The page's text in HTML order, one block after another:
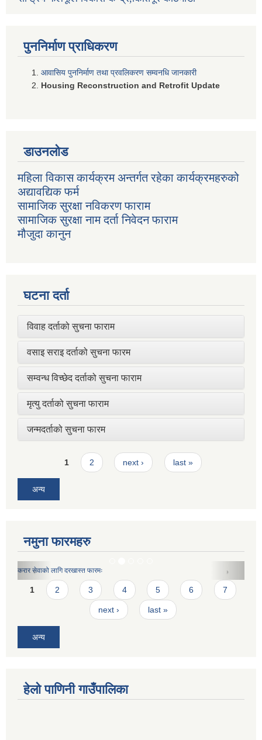
पुननिर्माण प्राधिकरण
आवासिय पुननिर्माण तथा प्रवलिकरण सम्वनधि जानकारी
Housing Reconstruction and Retrofit Update
डाउनलोड
महिला विकास कार्यक्रम अन्तर्गत रहेका कार्यक्रमहरुको
अद्यावद्यिक फर्म
सामाजिक सुरक्षा नविकरण फाराम
सामाजिक सुरक्षा नाम दर्ता निवेदन फाराम
मौजुदा कानुन
घटना दर्ता
विवाह दर्ताको सुचना फाराम
वसाइ सराइ दर्ताको सुचना फारम
सम्वन्ध विच्छेद दर्ताको सुचना फाराम
मृत्यु दर्ताको सुचना फाराम
जन्मदर्ताको सुचना फारम
Pages1 2 next › last »
अन्य
नमुना फारमहरु
करार सेवाको लागि दरखास्त फारमः
Pages
1 2 3 4 5 6 7
next › last »
अन्य
हेलो पाणिनी गाउँपालिका